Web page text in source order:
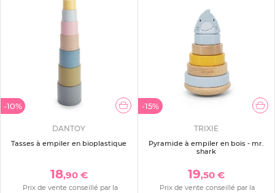
-10%
DANTOY
Tasses à empiler en bioplastique
18,90 €
Prix de vente conseillé par la
-15%
TRIXIE
Pyramide à empiler en bois - mr.
shark
19,50 €
Prix de vente conseillé par la